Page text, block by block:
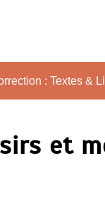
: Textes &
et